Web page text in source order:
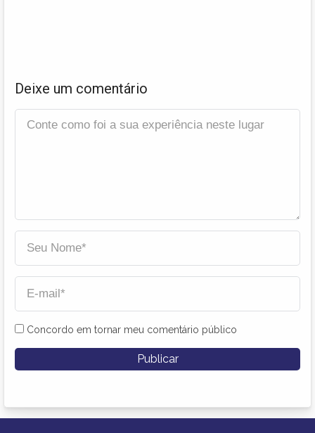
Deixe um comentário
Concordo em tornar meu comentário público